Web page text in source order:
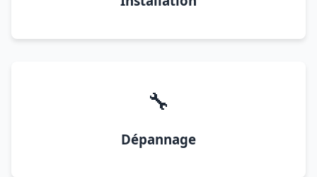
🔧
Dépannage